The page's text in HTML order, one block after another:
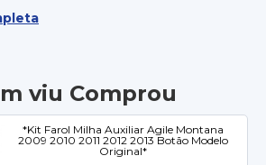
viu Comprou
*Kit Farol Milha Auxiliar Agile Montana
2009 2010 2011 2012 2013 Botão Modelo
Original*